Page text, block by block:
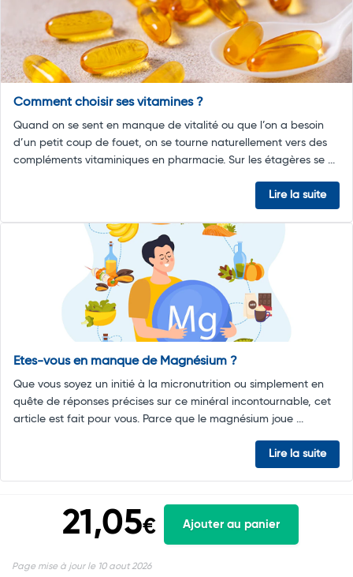
Comment choisir ses vitamines ?
Quand on se sent en manque de vitalité ou que l’on a besoin
d’un petit coup de fouet, on se tourne naturellement vers des
compléments vitaminiques en pharmacie. Sur les étagères se ...
Lire la suite
Etes-vous en manque de Magnésium ?
Que vous soyez un initié à la micronutrition ou simplement en
quête de réponses précises sur ce minéral incontournable, cet
article est fait pour vous. Parce que le magnésium joue ...
Lire la suite
21,05€ Ajouter au panier
Page mise à jour le 10 aout 2026